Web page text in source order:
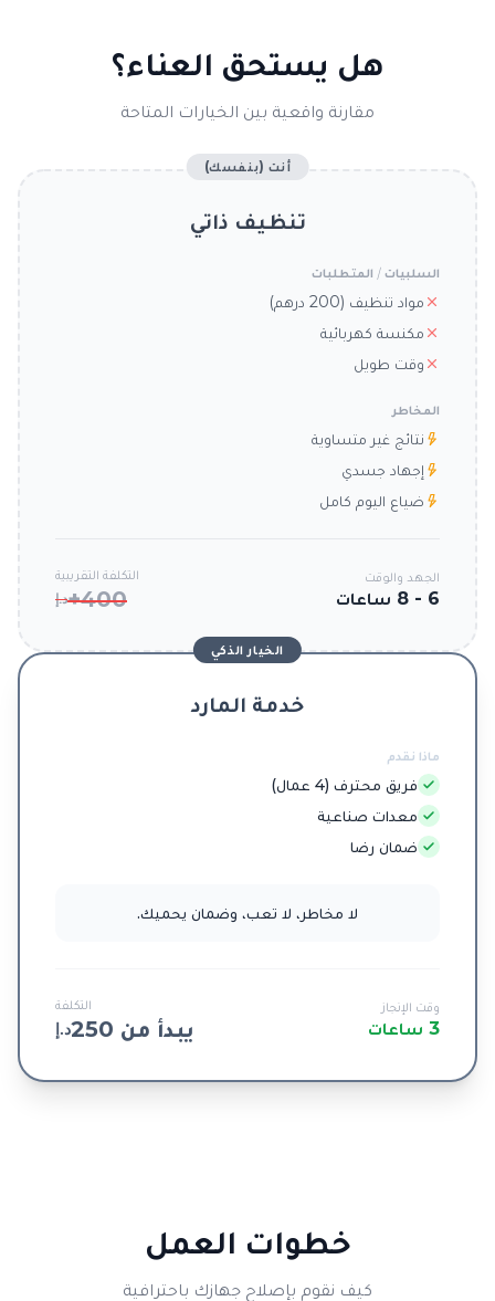
هل يستحق العناء؟
مقارنة واقعية بين الخيارات المتاحة
أنت (بنفسك)
تنظيف ذاتي
السلبيات / المتطلبات
مواد تنظيف (200 درهم)
مكنسة كهربائية
وقت طويل
المخاطر
نتائج غير متساوية
إجهاد جسدي
ضياع اليوم كامل
الجهد والوقت
6 - 8 ساعات
التكلفة التقريبية
400+ د.إ
الخيار الذكي
خدمة المارد
ماذا نقدم
فريق محترف (4 عمال)
معدات صناعية
ضمان رضا
لا مخاطر، لا تعب، وضمان يحميك.
وقت الإنجاز
3 ساعات
التكلفة
يبدأ من 250 د.إ
خطوات العمل
كيف نقوم بإصلاح جهازك باحترافية